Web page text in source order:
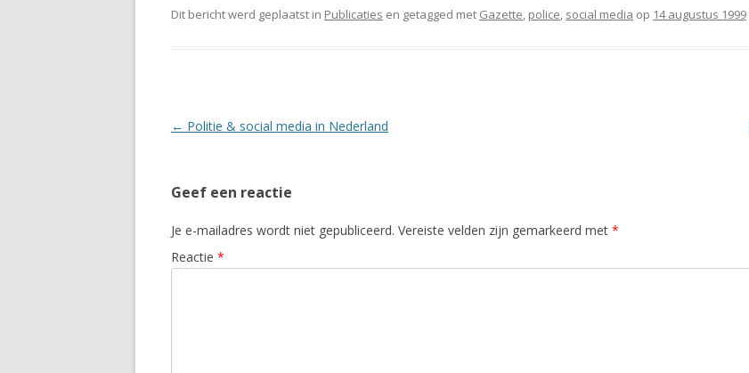
Dit bericht werd geplaatst in Publicaties en getagged met Gazette, police, social media op 14 augustus 1999
Berichtnavigatie
← Politie & social media in Nederland
Geef een reactie
Je e-mailadres wordt niet gepubliceerd. Vereiste velden zijn gemarkeerd met *
Reactie *